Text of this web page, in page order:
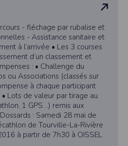
couverts par une assurance
licence et les autres de leur
la PASS’TRAIL déclinent toute
vol.
expressément à se
durant l’épreuve…
- fléchage par rubalise et
- Assistance sanitaire et
à l’arrivée • Les 3 courses
d’un classement et
: • Challenge du
ou Associations (classés sur
à chaque participant
Lots de valeur par tirage au
1 GPS…) remis aux
: Samedi 28 mai de
de Tourville-La-Rivière
à partir de 7h30 à OISSEL
et de rectification aux informations qui vous
vous concernanten nous contactant ici
motifs légitimes, vous opposer au traitement
d'utilisation de
:
DE L'APPLICATION TIMEPULSE
de localisation lorsque vous vous
Conformément à notre politique de